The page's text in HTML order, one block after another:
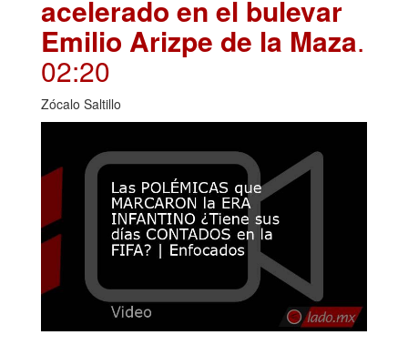
acelerado en el bulevar
Emilio Arizpe de la Maza.
02:20
Zócalo Saltillo